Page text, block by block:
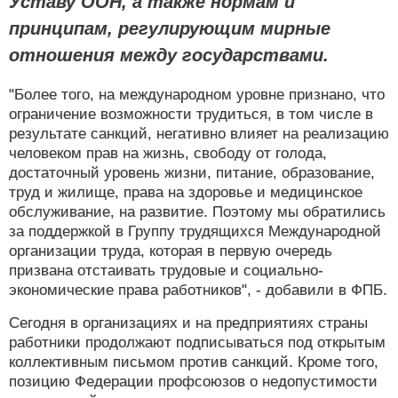
принципам, регулирующим мирные
отношения между государствами.
"Более того, на международном уровне признано, что
ограничение возможности трудиться, в том числе в
результате санкций, негативно влияет на реализацию
человеком прав на жизнь, свободу от голода,
достаточный уровень жизни, питание, образование,
труд и жилище, права на здоровье и медицинское
обслуживание, на развитие. Поэтому мы обратились
за поддержкой в Группу трудящихся Международной
организации труда, которая в первую очередь
призвана отстаивать трудовые и социально-
экономические права работников", - добавили в ФПБ.
Сегодня в организациях и на предприятиях страны
работники продолжают подписываться под открытым
коллективным письмом против санкций. Кроме того,
позицию Федерации профсоюзов о недопустимости